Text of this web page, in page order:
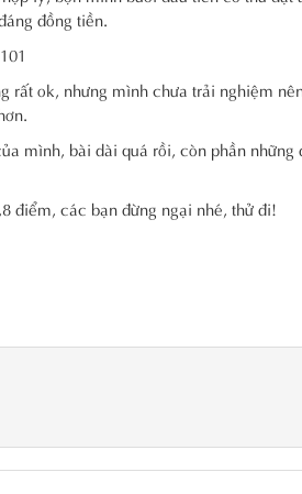
đồng tiền.
rất ok, nhưng mình chưa trải nghiệm
mình, bài dài quá rồi, còn phần
điểm, các bạn đừng ngại nhé, thử đi!